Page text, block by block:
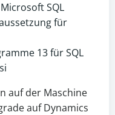
SQL
für
13 für SQL
auf der Maschine
auf Dynamics